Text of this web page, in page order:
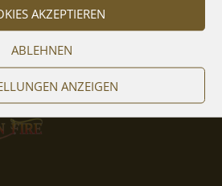
AKZEPTIEREN
ABLEHNEN
ANZEIGEN